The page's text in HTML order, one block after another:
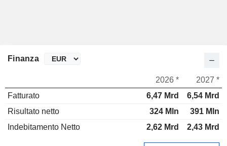
Finanza
2026 *
2027 *
Fatturato
6,47 Mrd
6,54 Mrd
Risultato netto
324 Mln
391 Mln
Indebitamento Netto
2,62 Mrd 2,43 Mrd